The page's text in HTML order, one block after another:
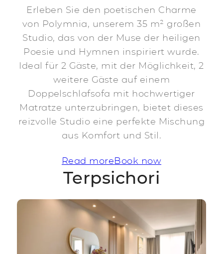
Erleben Sie den poetischen Charme
von Polymnia, unserem 35 m² großen
Studio, das von der Muse der heiligen
Poesie und Hymnen inspiriert wurde.
Ideal für 2 Gäste, mit der Möglichkeit, 2
weitere Gäste auf einem
Doppelschlafsofa mit hochwertiger
Matratze unterzubringen, bietet dieses
reizvolle Studio eine perfekte Mischung
aus Komfort und Stil.
Read moreBook now
Terpsichori